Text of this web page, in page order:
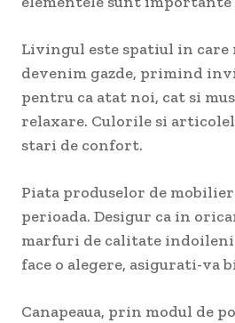
Livingul este spatiul in care
devenim gazde, primind
pentru ca atat noi, cat si
relaxare. Culorile si
stari de confort.
Piata produselor de
perioada. Desigur ca in
marfuri de calitate
face o alegere, asigurati-
Canapeaua, prin modul de